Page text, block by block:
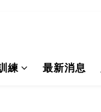
練 最新消息